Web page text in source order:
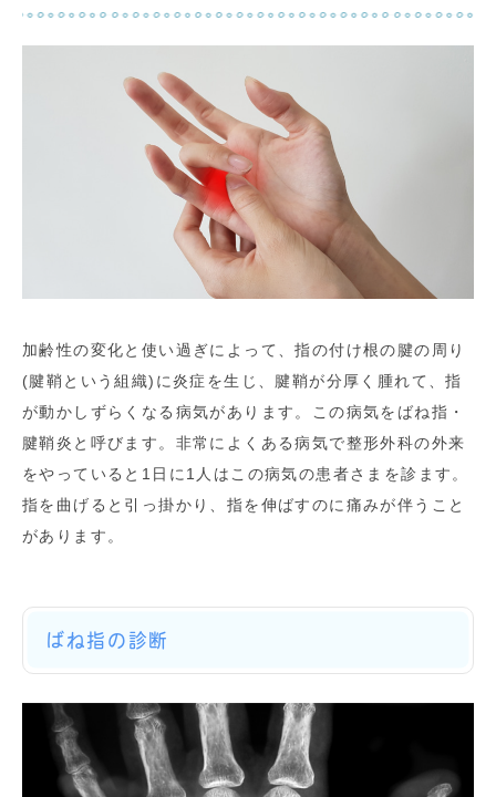
加齢性の変化と使い過ぎによって、指の付け根の腱の周り
(腱鞘という組織)に炎症を生じ、腱鞘が分厚く腫れて、指
が動かしずらくなる病気があります。この病気をばね指・
腱鞘炎と呼びます。非常によくある病気で整形外科の外来
をやっていると1日に1人はこの病気の患者さまを診ます。
指を曲げると引っ掛かり、指を伸ばすのに痛みが伴うこと
があります。
ばね指の診断